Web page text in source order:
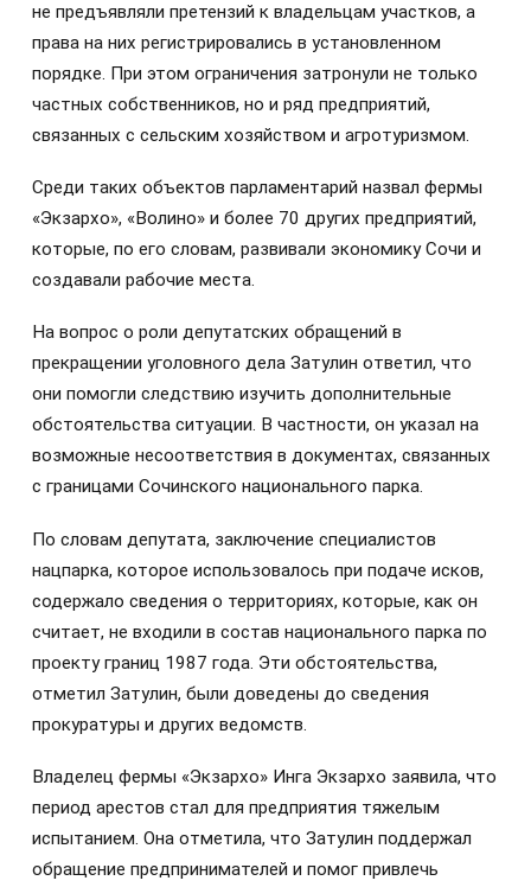
не предъявляли претензий к владельцам участков, а
права на них регистрировались в установленном
порядке. При этом ограничения затронули не только
частных собственников, но и ряд предприятий,
связанных с сельским хозяйством и агротуризмом.
Среди таких объектов парламентарий назвал фермы
«Экзархо», «Волино» и более 70 других предприятий,
которые, по его словам, развивали экономику Сочи и
создавали рабочие места.
На вопрос о роли депутатских обращений в
прекращении уголовного дела Затулин ответил, что
они помогли следствию изучить дополнительные
обстоятельства ситуации. В частности, он указал на
возможные несоответствия в документах, связанных
с границами Сочинского национального парка.
По словам депутата, заключение специалистов
нацпарка, которое использовалось при подаче исков,
содержало сведения о территориях, которые, как он
считает, не входили в состав национального парка по
проекту границ 1987 года. Эти обстоятельства,
отметил Затулин, были доведены до сведения
прокуратуры и других ведомств.
Владелец фермы «Экзархо» Инга Экзархо заявила, что
период арестов стал для предприятия тяжелым
испытанием. Она отметила, что Затулин поддержал
обращение предпринимателей и помог привлечь